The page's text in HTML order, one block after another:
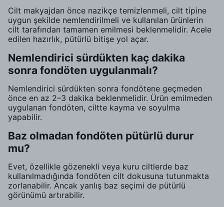
Cilt makyajdan önce nazikçe temizlenmeli, cilt tipine
uygun şekilde nemlendirilmeli ve kullanılan ürünlerin
cilt tarafından tamamen emilmesi beklenmelidir. Acele
edilen hazırlık, pütürlü bitişe yol açar.
Nemlendirici sürdükten kaç dakika
sonra fondöten uygulanmalı?
Nemlendirici sürdükten sonra fondötene geçmeden
önce en az 2–3 dakika beklenmelidir. Ürün emilmeden
uygulanan fondöten, ciltte kayma ve soyulma
yapabilir.
Baz olmadan fondöten pütürlü durur
mu?
Evet, özellikle gözenekli veya kuru ciltlerde baz
kullanılmadığında fondöten cilt dokusuna tutunmakta
zorlanabilir. Ancak yanlış baz seçimi de pütürlü
görünümü artırabilir.